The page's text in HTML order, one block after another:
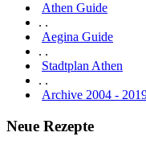
Athen Guide
. .
Aegina Guide
. .
Stadtplan Athen
. .
Archive 2004 -
Neue Rezepte